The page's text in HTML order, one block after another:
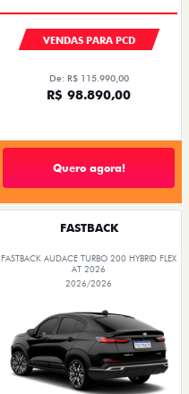
VENDAS PARA PCD
De: R$ 115.990,00
R$ 98.890,00
Quero agora!
FASTBACK
FASTBACK AUDACE TURBO 200 HYBRID FLEX
AT 2026
2026/2026